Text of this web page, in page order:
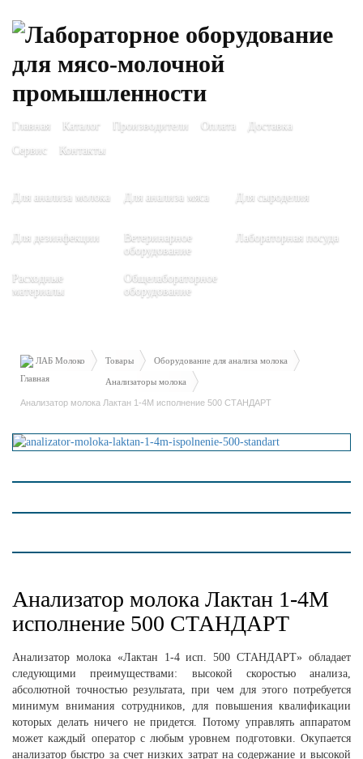
Главная Каталог Производители Оплата
Доставка
Сервис
Контакты
Для анализа молока Для анализа мяса Для сыроделия
Для дезинфекции
Ветеринарное
оборудование
Лабораторная посуда
Расходные
материалы
Общелабораторное
оборудование
ЛАБ Молоко Товары Оборудование для анализа молока
Анализаторы молока
Анализатор молока Лактан 1-4М исполнение 500 СТАНДАРТ
Анализатор молока Лактан 1-4М
исполнение 500 СТАНДАРТ
Анализатор молока «Лактан 1-4 исп. 500 СТАНДАРТ» обладает
следующими преимуществами: высокой скоростью анализа,
абсолютной точностью результата, при чем для этого потребуется
минимум внимания сотрудников, для повышения квалификации
которых делать ничего не придется. Потому управлять аппаратом
может каждый оператор с любым уровнем подготовки. Окупается
анализатор быстро за счет низких затрат на содержание и высокой